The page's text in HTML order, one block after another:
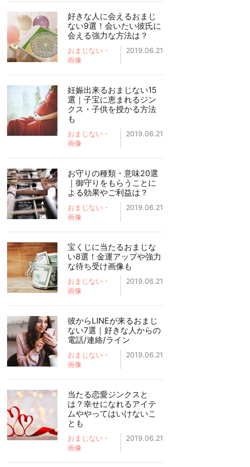
好きな人に会えるおまじ
ない9選！会いたい彼氏に
会える強力な方法は？
おまじない・
画像
2019.06.21
妊娠出来るおまじない15
選｜子宝に恵まれるジン
クス・子供を授かる方法
も
おまじない・
画像
2019.06.21
お守りの種類・意味20選
｜御守りをもらうことに
よる効果やご利益は？
おまじない・
画像
2019.06.21
宝くじに当たるおまじな
い8選！金運アップや強力
な待ち受け画像も
おまじない・
画像
2019.06.21
彼からLINEが来るおまじ
ない7選｜好きな人からの
電話/連絡/ライン
おまじない・
画像
2019.06.21
当たる恋愛ジンクスと
は？幸せになれるアイテ
ムややってはいけないこ
とも
おまじない・
画像
2019.06.21